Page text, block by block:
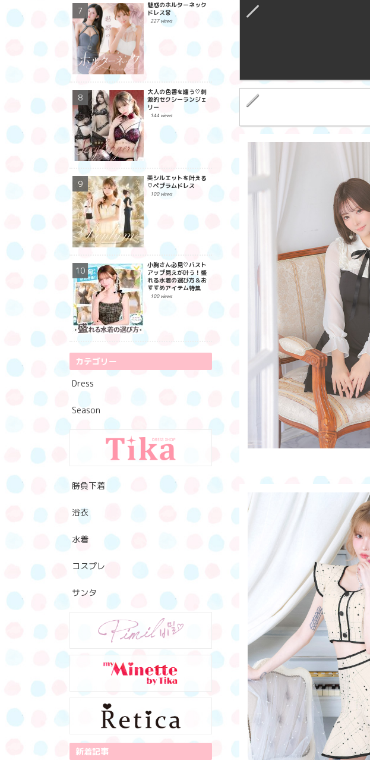
魅惑のホルターネック
ドレス👗
227 views
大人の色香を纏う♡刺
激的セクシーランジェ
リー
144 views
美シルエットを叶える
♡ペプラムドレス
100 views
小胸さん必見♡バスト
アップ見えが叶う！盛
れる水着の選び方＆お
すすめアイテム特集
100 views
カテゴリー
Dress
Season
勝負下着
浴衣
水着
コスプレ
サンタ
新着記事